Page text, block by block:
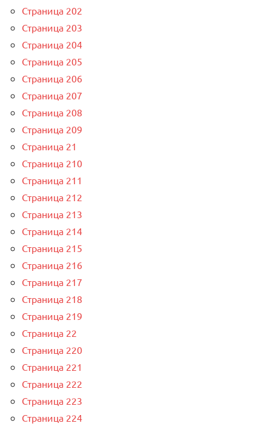
Страница 202
Страница 203
Страница 204
Страница 205
Страница 206
Страница 207
Страница 208
Страница 209
Страница 21
Страница 210
Страница 211
Страница 212
Страница 213
Страница 214
Страница 215
Страница 216
Страница 217
Страница 218
Страница 219
Страница 22
Страница 220
Страница 221
Страница 222
Страница 223
Страница 224